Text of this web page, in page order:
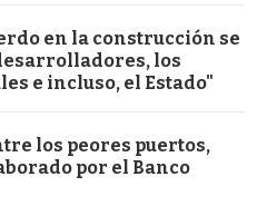
en la construcción se
los
e incluso, el Estado"
los peores puertos,
por el Banco